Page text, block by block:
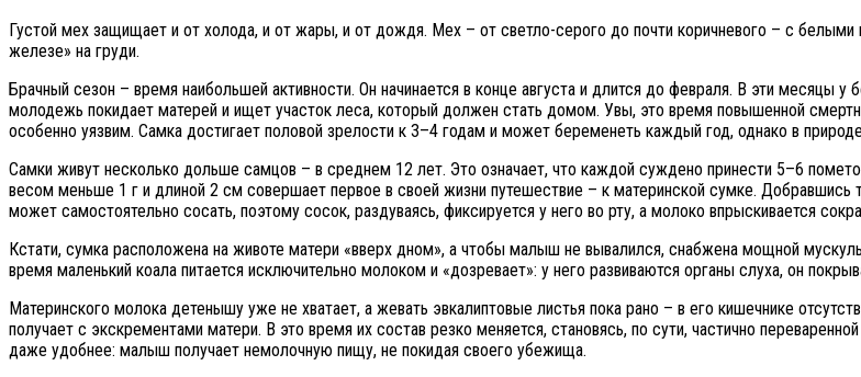
Густой мех защищает и от холода, и от жары, и от дождя. Мех – от светло-серого до почти коричневого – с
железе» на груди.
Брачный сезон – время наибольшей активности. Он начинается в конце августа и длится до февраля. В эти месяцы
молодежь покидает матерей и ищет участок леса, который должен стать домом. Увы, это время повышенной
особенно уязвим. Самка достигает половой зрелости к 3–4 годам и может беременеть каждый год, однако в
Самки живут несколько дольше самцов – в среднем 12 лет. Это означает, что каждой суждено принести 5–6
весом меньше 1 г и длиной 2 см совершает первое в своей жизни путешествие – к материнской сумке.
может самостоятельно сосать, поэтому сосок, раздуваясь, фиксируется у него во рту, а молоко впрыскивается
Кстати, сумка расположена на животе матери «вверх дном», а чтобы малыш не вывалился, снабжена мощной
время маленький коала питается исключительно молоком и «дозревает»: у него развиваются органы слуха, он
Материнского молока детенышу уже не хватает, а жевать эвкалиптовые листья пока рано – в его кишечнике
получает с экскрементами матери. В это время их состав резко меняется, становясь, по сути, частично
даже удобнее: малыш получает немолочную пищу, не покидая своего убежища.